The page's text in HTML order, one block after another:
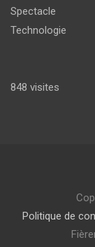
Spectacle
Technologie
848 visites
Politique de